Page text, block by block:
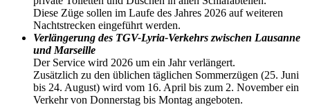
Diese Züge sollen im Laufe des Jahres 2026 auf weiteren
Nachtstrecken eingeführt werden.
Verlängerung des TGV-Lyria-Verkehrs zwischen Lausanne
und Marseille
Der Service wird 2026 um ein Jahr verlängert.
Zusätzlich zu den üblichen täglichen Sommerzügen (25. Juni
bis 24. August) wird vom 16. April bis zum 2. November ein
Verkehr von Donnerstag bis Montag angeboten.